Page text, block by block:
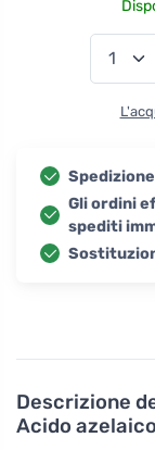
Descrizione
Acido
Gli ordini
spediti